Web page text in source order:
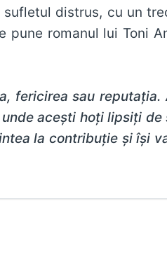
distrus, cu un
romanul lui Toni
fericirea sau
aceşti hoţi lipsiţi de
la contribuţie şi îşi